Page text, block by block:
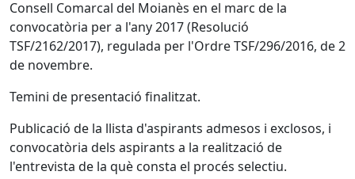
Consell Comarcal del Moianès en el marc de la
convocatòria per a l'any 2017 (Resolució
TSF/2162/2017), regulada per l'Ordre TSF/296/2016, de 2
de novembre.
Temini de presentació finalitzat.
Publicació de la llista d'aspirants admesos i exclosos, i
convocatòria dels aspirants a la realització de
l'entrevista de la què consta el procés selectiu.